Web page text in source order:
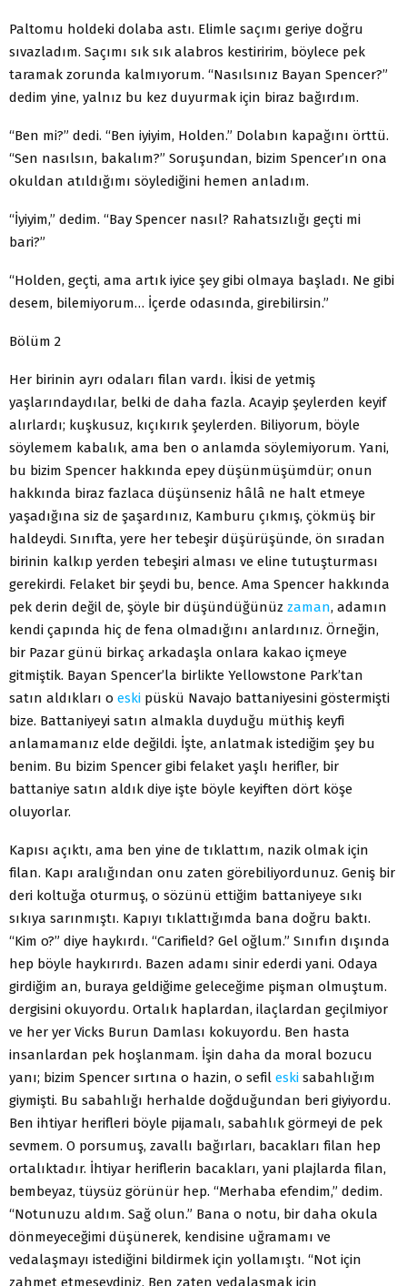
Paltomu holdeki dolaba astı. Elimle saçımı geriye doğru
sıvazladım. Saçımı sık sık alabros kestiririm, böylece pek
taramak zorunda kalmıyorum. “Nasılsınız Bayan Spencer?”
dedim yine, yalnız bu kez duyurmak için biraz bağırdım.
“Ben mi?” dedi. “Ben iyiyim, Holden.” Dolabın kapağını örttü.
“Sen nasılsın, bakalım?” Soruşundan, bizim Spencer’ın ona
okuldan atıldığımı söylediğini hemen anladım.
“İyiyim,” dedim. “Bay Spencer nasıl? Rahatsızlığı geçti mi
bari?”
“Holden, geçti, ama artık iyice şey gibi olmaya başladı. Ne gibi
desem, bilemiyorum… İçerde odasında, girebilirsin.”
Bölüm 2
Her birinin ayrı odaları filan vardı. İkisi de yetmiş
yaşlarındaydılar, belki de daha fazla. Acayip şeylerden keyif
alırlardı; kuşkusuz, kıçıkırık şeylerden. Biliyorum, böyle
söylemem kabalık, ama ben o anlamda söylemiyorum. Yani,
bu bizim Spencer hakkında epey düşünmüşümdür; onun
hakkında biraz fazlaca düşünseniz hâlâ ne halt etmeye
yaşadığına siz de şaşardınız, Kamburu çıkmış, çökmüş bir
haldeydi. Sınıfta, yere her tebeşir düşürüşünde, ön sıradan
birinin kalkıp yerden tebeşiri alması ve eline tutuşturması
gerekirdi. Felaket bir şeydi bu, bence. Ama Spencer hakkında
pek derin değil de, şöyle bir düşündüğünüz zaman, adamın
kendi çapında hiç de fena olmadığını anlardınız. Örneğin,
bir Pazar günü birkaç arkadaşla onlara kakao içmeye
gitmiştik. Bayan Spencer’la birlikte Yellowstone Park’tan
satın aldıkları o eski püskü Navajo battaniyesini göstermişti
bize. Battaniyeyi satın almakla duyduğu müthiş keyfi
anlamamanız elde değildi. İşte, anlatmak istediğim şey bu
benim. Bu bizim Spencer gibi felaket yaşlı herifler, bir
battaniye satın aldık diye işte böyle keyiften dört köşe
oluyorlar.
Kapısı açıktı, ama ben yine de tıklattım, nazik olmak için
filan. Kapı aralığından onu zaten görebiliyordunuz. Geniş bir
deri koltuğa oturmuş, o sözünü ettiğim battaniyeye sıkı
sıkıya sarınmıştı. Kapıyı tıklattığımda bana doğru baktı.
“Kim o?” diye haykırdı. “Carifield? Gel oğlum.” Sınıfın dışında
hep böyle haykırırdı. Bazen adamı sinir ederdi yani. Odaya
girdiğim an, buraya geldiğime geleceğime pişman olmuştum.
dergisini okuyordu. Ortalık haplardan, ilaçlardan geçilmiyor
ve her yer Vicks Burun Damlası kokuyordu. Ben hasta
insanlardan pek hoşlanmam. İşin daha da moral bozucu
yanı; bizim Spencer sırtına o hazin, o sefil eski sabahlığım
giymişti. Bu sabahlığı herhalde doğduğundan beri giyiyordu.
Ben ihtiyar herifleri böyle pijamalı, sabahlık görmeyi de pek
sevmem. O porsumuş, zavallı bağırları, bacakları filan hep
ortalıktadır. İhtiyar heriflerin bacakları, yani plajlarda filan,
bembeyaz, tüysüz görünür hep. “Merhaba efendim,” dedim.
“Notunuzu aldım. Sağ olun.” Bana o notu, bir daha okula
dönmeyeceğimi düşünerek, kendisine uğramamı ve
vedalaşmayı istediğini bildirmek için yollamıştı. “Not için
zahmet etmeseydiniz. Ben zaten vedalaşmak için